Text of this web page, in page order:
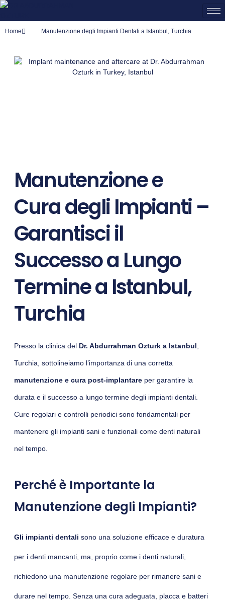
Home Manutenzione degli Impianti Dentali a Istanbul, Turchia
Manutenzione e
Cura degli Impianti –
Garantisci il
Successo a Lungo
Termine a Istanbul,
Turchia
Presso la clinica del Dr. Abdurrahman Ozturk a Istanbul
Turchia, sottolineiamo l’importanza di una corretta
manutenzione e cura post-implantare per garantire la
durata e il successo a lungo termine degli impianti dentali.
Cure regolari e controlli periodici sono fondamentali per
mantenere gli impianti sani e funzionali come denti naturali
nel tempo.
Perché è Importante la
Manutenzione degli Impianti?
Gli impianti dentali sono una soluzione efficace e duratura
per i denti mancanti, ma, proprio come i denti naturali,
richiedono una manutenzione regolare per rimanere sani e
durare nel tempo. Senza una cura adeguata, placca e batteri